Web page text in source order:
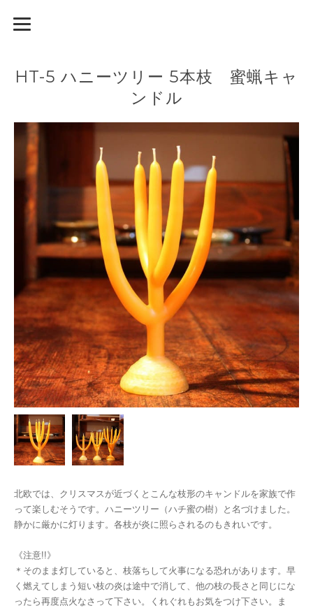
HT-5 ハニーツリー 5本枝 蜜蝋キャ
ンドル
北欧では、クリスマスが近づくとこんな枝形のキャンドルを家族で作
って楽しむそうです。ハニーツリー（ハチ蜜の樹）と名づけました。
静かに厳かに灯ります。各枝が炎に照らされるのもきれいです。
《注意!!》
＊そのまま灯していると、枝落ちして火事になる恐れがあります。早
く燃えてしまう短い枝の炎は途中で消して、他の枝の長さと同じにな
ったら再度点火なさって下さい。くれぐれもお気をつけ下さい。ま